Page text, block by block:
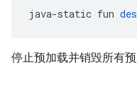
java-static fun
停止预加载并销毁所有